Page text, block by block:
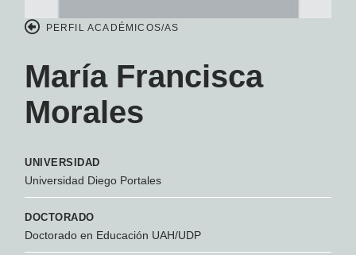
PERFIL ACADÉMICOS/AS
María Francisca
Morales
UNIVERSIDAD
Universidad Diego Portales
DOCTORADO
Doctorado en Educación UAH/UDP